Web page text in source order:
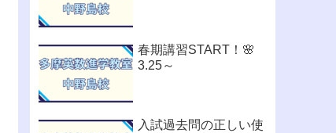
春期講習START！🌸
3.25～
入試過去問の正しい使